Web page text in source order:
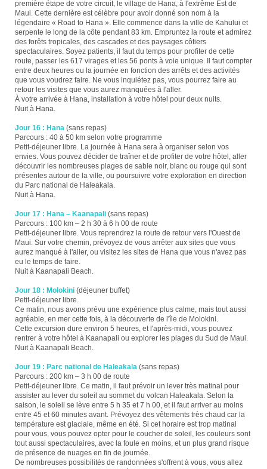
première étape de votre circuit, le village de Hana, à l'extrême Est de
Maui. Cette dernière est célèbre pour avoir donné son nom à la
légendaire « Road to Hana ». Elle commence dans la ville de Kahului et
serpente le long de la côte pendant 83 km. Empruntez la route et admirez
des forêts tropicales, des cascades et des paysages côtiers
spectaculaires. Soyez patients, il faut du temps pour profiter de cette
route, passer les 617 virages et les 56 ponts à voie unique. Il faut compter
entre deux heures ou la journée en fonction des arrêts et des activités
que vous voudrez faire. Ne vous inquiétez pas, vous pourrez faire au
retour les visites que vous aurez manquées à l'aller.
À votre arrivée à Hana, installation à votre hôtel pour deux nuits.
Nuit à Hana.
Jour 16 : Hana (sans repas)
Parcours : 40 à 50 km selon votre programme
Petit-déjeuner libre. La journée à Hana sera à organiser selon vos
envies. Vous pouvez décider de traîner et de profiter de votre hôtel, aller
découvrir les nombreuses plages de sable noir, blanc ou rouge qui sont
présentes autour de la ville, ou poursuivre votre exploration en direction
du Parc national de Haleakala.
Nuit à Hana.
Jour 17 : Hana – Kaanapali (sans repas)
Parcours : 100 km – 2 h 30 à 6 h 00 de route
Petit-déjeuner libre. Vous reprendrez la route de retour vers l'Ouest de
Maui. Sur votre chemin, prévoyez de vous arrêter aux sites que vous
aurez manqué à l'aller, ou visitez les sites de Hana que vous n'avez pas
eu le temps de faire.
Nuit à Kaanapali Beach.
Jour 18 : Molokini (déjeuner buffet)
Petit-déjeuner libre.
Ce matin, nous avons prévu une expérience plus calme, mais tout aussi
agréable, en mer cette fois, à la découverte de l'île de Molokini.
Cette excursion dure environ 5 heures, et l'après-midi, vous pouvez
rentrer à votre hôtel à Kaanapali ou explorer les plages du Sud de Maui.
Nuit à Kaanapali Beach.
Jour 19 : Parc national de Haleakala (sans repas)
Parcours : 200 km – 3 h 00 de route
Petit-déjeuner libre. Ce matin, il faut prévoir un lever très matinal pour
assister au lever du soleil au sommet du volcan Haleakala. Selon la
saison, le soleil se lève entre 5 h 35 et 7 h 00, et il faut arriver au moins
entre 45 et 60 minutes avant. Prévoyez des vêtements très chaud car la
température est glaciale, même en été. Si cet horaire est trop matinal
pour vous, vous pouvez opter pour le coucher de soleil, les couleurs sont
tout aussi spectaculaires, avec la foule en moins, et un plus grand risque
de présence de nuages en fin de journée.
De nombreuses possibilités de randonnées s'offrent à vous, vous allez